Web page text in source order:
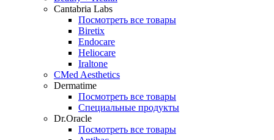
Cantabria Labs
Посмотреть все товары
Biretix
Endocare
Heliocare
Iraltone
CMed Aesthetics
Dermatime
Посмотреть все товары
Специальные продукты
Dr.Oracle
Посмотреть все товары